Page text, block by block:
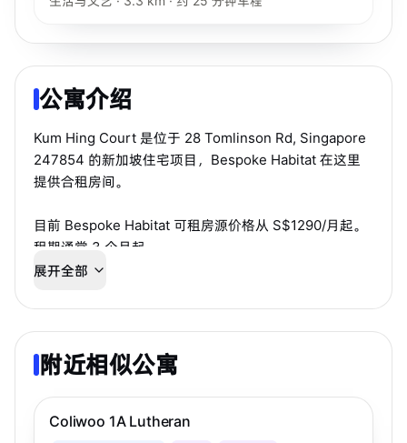
公寓介绍
Kum Hing Court 是位于 28 Tomlinson Rd, Singapore
247854 的新加坡住宅项目，Bespoke Habitat 在这里
提供合租房间。
目前 Bespoke Habitat 可租房源价格从 S$1290/月起。
租期通常 3 个月起。
安排的学生或工作人士。
展开全部
附近相似公寓
Coliwoo
步行 11 分钟到 MRT
Coliwoo 1A Lutheran